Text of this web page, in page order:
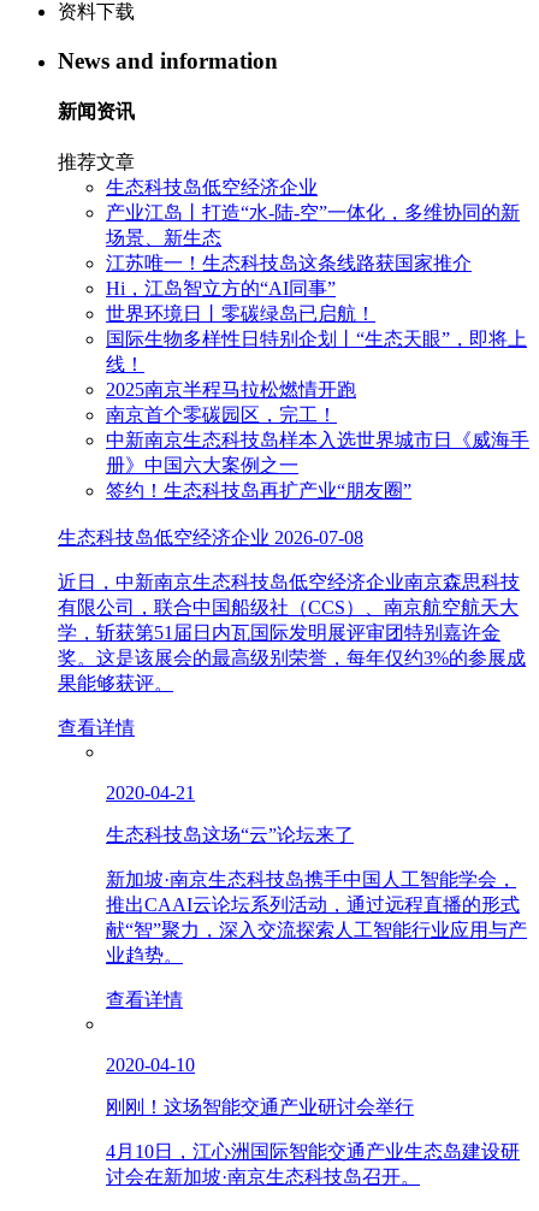
资料下载
News and information
新闻资讯
推荐文章
生态科技岛低空经济企业
产业江岛丨打造“水-陆-空”一体化，多维协同的新
场景、新生态
江苏唯一！生态科技岛这条线路获国家推介
Hi，江岛智立方的“AI同事”
世界环境日丨零碳绿岛已启航！
国际生物多样性日特别企划丨“生态天眼”，即将上
线！
2025南京半程马拉松燃情开跑
南京首个零碳园区，完工！
中新南京生态科技岛样本入选世界城市日《威海手
册》中国六大案例之一
签约！生态科技岛再扩产业“朋友圈”
生态科技岛低空经济企业 2026-07-08
近日，中新南京生态科技岛低空经济企业南京森思科技
有限公司，联合中国船级社（CCS）、南京航空航天大
学，斩获第51届日内瓦国际发明展评审团特别嘉许金
奖。这是该展会的最高级别荣誉，每年仅约3%的参展成
果能够获评。
查看详情
2020-04-21
生态科技岛这场“云”论坛来了
新加坡·南京生态科技岛携手中国人工智能学会，
推出CAAI云论坛系列活动，通过远程直播的形式
献“智”聚力，深入交流探索人工智能行业应用与产
业趋势。
查看详情
2020-04-10
刚刚！这场智能交通产业研讨会举行
4月10日，江心洲国际智能交通产业生态岛建设研
讨会在新加坡·南京生态科技岛召开。